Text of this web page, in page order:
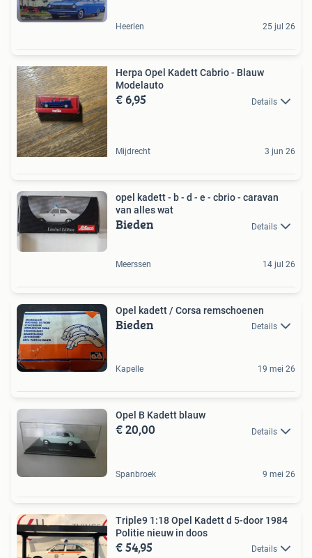
Heerlen 25 jul 26
Herpa Opel Kadett Cabrio - Blauw
Modelauto
€ 6,95 Details
Mijdrecht 3 jun 26
opel kadett - b - d - e - cbrio - caravan
van alles wat
Bieden Details
Meerssen 14 jul 26
Opel kadett / Corsa remschoenen
Bieden Details
Kapelle 19 mei 26
Opel B Kadett blauw
€ 20,00 Details
Spanbroek 9 mei 26
Triple9 1:18 Opel Kadett d 5-door 1984
Politie nieuw in doos
€ 54,95 Details